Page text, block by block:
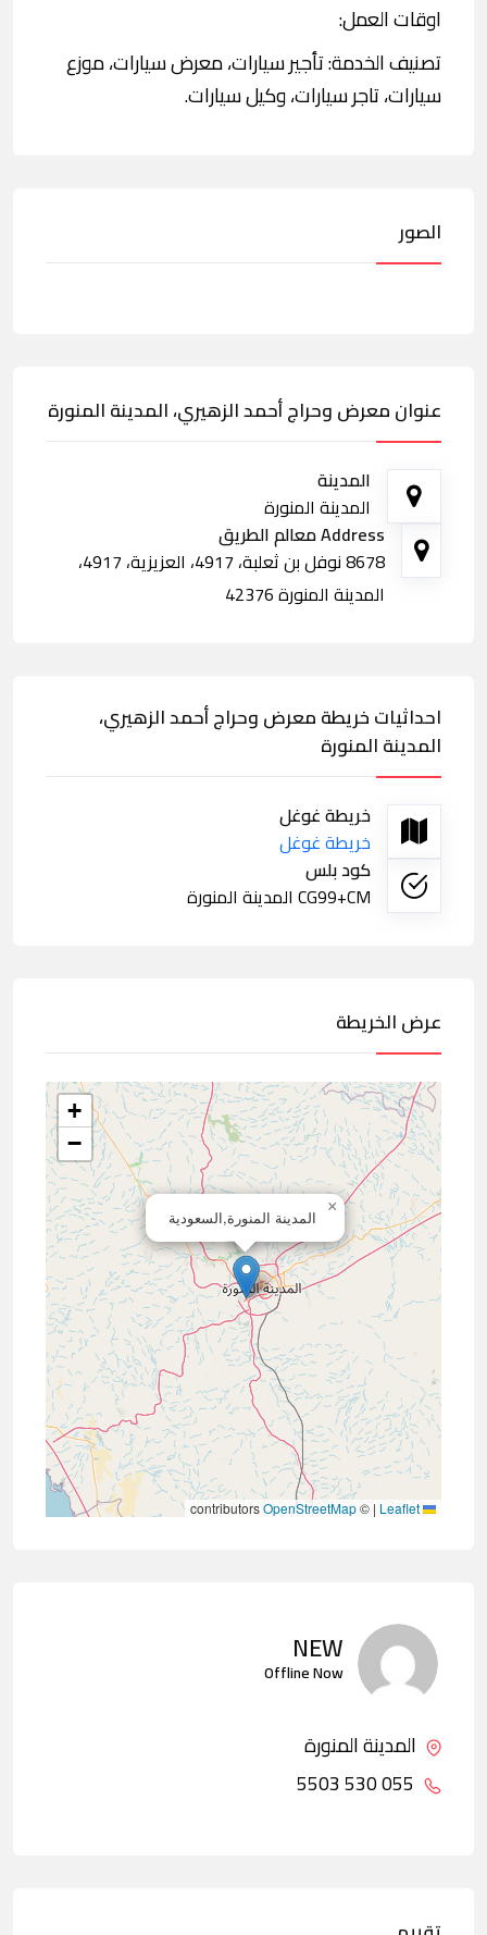
اوقات العمل:
تصنيف الخدمة: تأجير سيارات، معرض سيارات، موزع
سيارات، تاجر سيارات، وكيل سيارات.
الصور
عنوان معرض وحراج أحمد الزهيري، المدينة المنورة
المدينة
المدينة المنورة
Address معالم الطريق
8678 نوفل بن ثعلبة، 4917، العزيزية، 4917،
المدينة المنورة 42376
احداثيات خريطة معرض وحراج أحمد الزهيري،
المدينة المنورة
خريطة غوغل
خريطة غوغل
كود بلس
CG99+CM المدينة المنورة
عرض الخريطة
المدينة المنورة,السعودية
×
+
−
|
©
OpenStreetMap
NEW
Offline Now
المدينة المنورة